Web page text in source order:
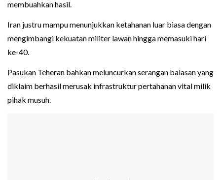
membuahkan hasil.
Iran justru mampu menunjukkan ketahanan luar biasa dengan
mengimbangi kekuatan militer lawan hingga memasuki hari
ke-40.
Pasukan Teheran bahkan meluncurkan serangan balasan yang
diklaim berhasil merusak infrastruktur pertahanan vital milik
pihak musuh.